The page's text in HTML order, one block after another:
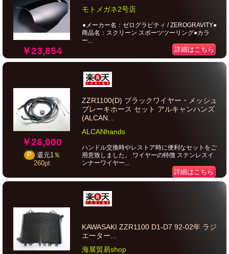
￥23,854
モトメガネ2号店
●メーカー名：ゼログラビティ / ZEROGRAVITY●
商品名：スクリーン スポーツツーリング●カラ
ー...
詳細はこちら
￥26,000
P 還元1％
260pt
ZZR1100(D) ブラックワイヤー・メッシュ
ブレーキホース セット アルキャンハンズ
(ALCAN...
ALCANhands
ハンドル交換時やレストア時に便利なセットをご
用意致しました。 ワイヤーの特徴 ステンレスイ
ンナーワイヤー...
詳細はこちら
KAWASAKI ZZR1100 D1-D7 92-02年 ラジ
エーター...
海展貿易shop